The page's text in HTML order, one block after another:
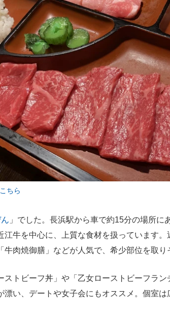
ちら
」でした。長浜駅から車で約15分の場所に
江牛を中心に、上質な食材を扱っています
牛肉焼御膳」などが人気で、希少部位を取り
トビーフ丼」や「乙女ローストビーフラン
漂い、デートや女子会にもオススメ。個室